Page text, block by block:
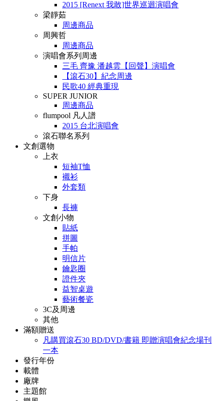
2015 [Renext 我敢]世界巡迴演唱會
梁靜茹
周邊商品
周興哲
周邊商品
演唱會系列周邊
三毛 齊豫 潘越雲【回聲】演唱會
【滾石30】紀念周邊
民歌40 經典重現
SUPER JUNIOR
周邊商品
flumpool 凡人譜
2015 台北演唱會
滾石聯名系列
文創選物
上衣
短袖T恤
襯衫
外套類
下身
長褲
文創小物
貼紙
拼圖
手帕
明信片
鑰匙圈
證件夾
益智桌遊
藝術餐瓷
3C及周邊
其他
滿額贈送
凡購買滾石30 BD/DVD/書籍 即贈演唱會紀念場刊
一本
發行年份
載體
廠牌
主題館